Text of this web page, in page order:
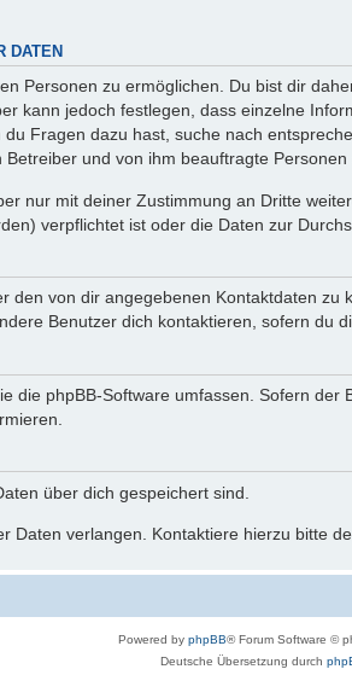
DATEN
Personen zu ermöglichen. Du bist dir
kann jedoch festlegen, dass einzelne
Fragen dazu hast, suche nach
und von ihm beauftragte Personen
nur mit deiner Zustimmung an Dritte
verpflichtet ist oder die Daten zur
den von dir angegebenen Kontaktdaten
Benutzer dich kontaktieren, sofern du
die phpBB-Software umfassen. Sofern
über dich gespeichert sind.
Daten verlangen. Kontaktiere hierzu bitte
Powered by phpBB® Forum Software ©
Deutsche Übersetzung durch